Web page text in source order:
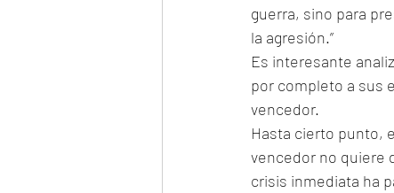
guerra, sino para
la agresión.”
Es interesante
por completo a sus
vencedor.
Hasta cierto punto,
vencedor no quiere
crisis inmediata ha